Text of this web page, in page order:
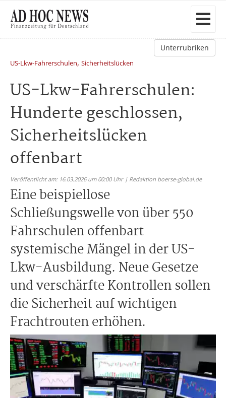
Unterrubriken
US-Lkw-Fahrerschulen, Sicherheitslücken
US-Lkw-Fahrerschulen:
Hunderte geschlossen,
Sicherheitslücken
offenbart
Veröffentlicht am: 16.03.2026 um 00:00 Uhr | Redaktion boerse-global.de
Eine beispiellose
Schließungswelle von über 550
Fahrschulen offenbart
systemische Mängel in der US-
Lkw-Ausbildung. Neue Gesetze
und verschärfte Kontrollen sollen
die Sicherheit auf wichtigen
Frachtrouten erhöhen.